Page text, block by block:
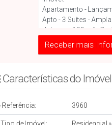
Características do Imóvelㅤㅤㅤ ㅤ
Referência: 3960